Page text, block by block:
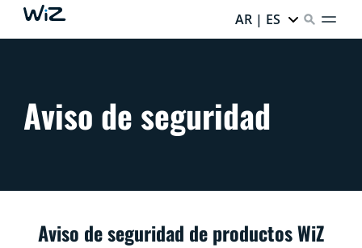
AR | ES
Aviso de seguridad
Aviso de seguridad de productos WiZ